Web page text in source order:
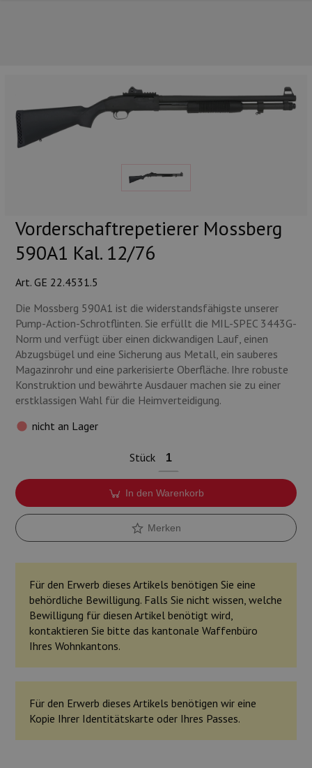
Vorderschaftrepetierer Mossberg
590A1 Kal. 12/76
Art. GE 22.4531.5
Die Mossberg 590A1 ist die widerstandsfähigste unserer
Pump-Action-Schrotflinten. Sie erfüllt die MIL-SPEC 3443G-
Norm und verfügt über einen dickwandigen Lauf, einen
Abzugsbügel und eine Sicherung aus Metall, ein sauberes
Magazinrohr und eine parkerisierte Oberfläche. Ihre robuste
Konstruktion und bewährte Ausdauer machen sie zu einer
erstklassigen Wahl für die Heimverteidigung.
nicht an Lager
Stück
In den Warenkorb
Merken
Für den Erwerb dieses Artikels benötigen Sie eine
behördliche Bewilligung. Falls Sie nicht wissen, welche
Bewilligung für diesen Artikel benötigt wird,
kontaktieren Sie bitte das kantonale Waffenbüro
Ihres Wohnkantons.
Für den Erwerb dieses Artikels benötigen wir eine
Kopie Ihrer Identitätskarte oder Ihres Passes.
UNSERE TOP-MARKEN
Munition
Waffen
Lampen und Zubehör